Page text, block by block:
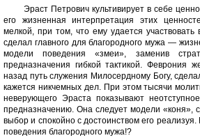
Эраст Петрович культивирует в себе
его жизненная интерпретация этих
мелкой, при том, что ему удается
сделал главного для благородного мужа —
модели поведения «змеи», заменив
предназначения гибкой тактикой. Феврония
назад путь служения Милосердному Богу,
кажется никчемных дел. При этом тысячи
неверующего Эраста показывают
предназначению. Она следует модели «коня»,
выбор и спокойно с достоинством его
поведения благородного мужа!?